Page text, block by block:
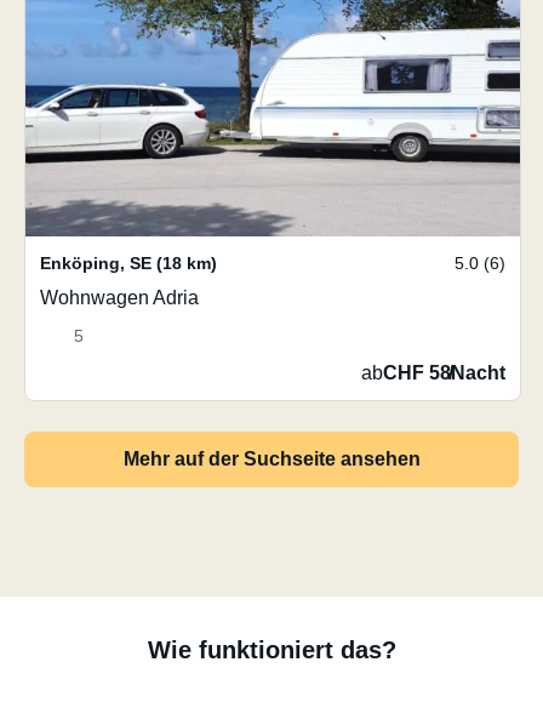
Enköping, SE (18 km) 5.0 (6)
Wohnwagen Adria
5
abCHF 58/Nacht
Mehr auf der Suchseite ansehen
Wie funktioniert das?